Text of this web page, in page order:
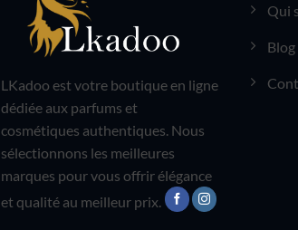
LKadoo est votre boutique en ligne
dédiée aux parfums et
cosmétiques authentiques. Nous
sélectionnons les meilleures
marques pour vous offrir élégance
et qualité au meilleur prix.
Qui